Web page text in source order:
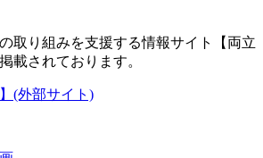
取り組みを支援する情報サイト【両立
載されております。
(外部サイト)